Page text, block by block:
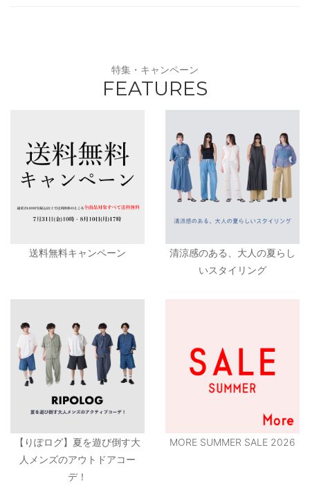
特集・キャンペーン
FEATURES
送料無料キャンペーン
清涼感のある、大人の夏らし
いスタイリング
【りぽログ】夏を遊び倒す大
人メンズのアウトドアコー
デ！
MORE SUMMER SALE 2026